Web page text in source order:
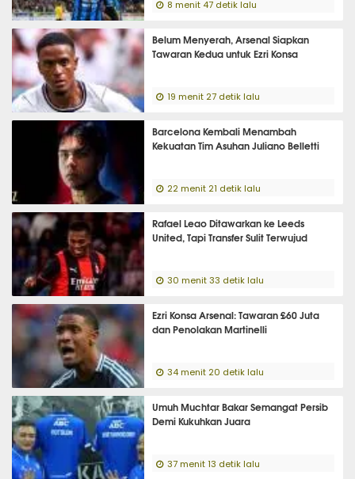
8 menit 47 detik lalu
Belum Menyerah, Arsenal Siapkan
Tawaran Kedua untuk Ezri Konsa
19 menit 27 detik lalu
Barcelona Kembali Menambah
Kekuatan Tim Asuhan Juliano Belletti
22 menit 21 detik lalu
Rafael Leao Ditawarkan ke Leeds
United, Tapi Transfer Sulit Terwujud
30 menit 33 detik lalu
Ezri Konsa Arsenal: Tawaran £60 Juta
dan Penolakan Martinelli
34 menit 20 detik lalu
Umuh Muchtar Bakar Semangat Persib
Demi Kukuhkan Juara
37 menit 13 detik lalu